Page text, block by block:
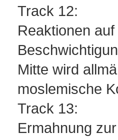
Track 12:
Reaktionen
Mitte wird
moslemische
Track 13:
Ermahnung